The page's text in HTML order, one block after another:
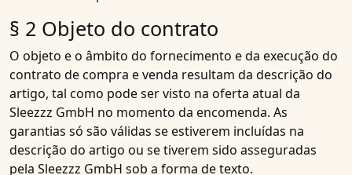
§ 2 Objeto do contrato
O objeto e o âmbito do fornecimento e da execução do
contrato de compra e venda resultam da descrição do
artigo, tal como pode ser visto na oferta atual da
Sleezzz GmbH no momento da encomenda. As
garantias só são válidas se estiverem incluídas na
descrição do artigo ou se tiverem sido asseguradas
pela Sleezzz GmbH sob a forma de texto.